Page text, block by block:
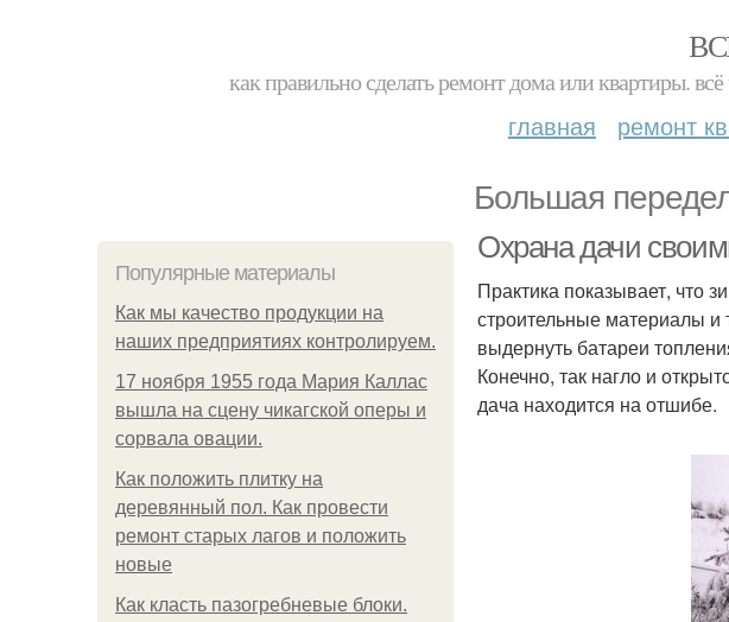
как правильно сделать ремонт дома или квартиры.
главная ремонт
Большая
Популярные материалы
Как мы качество продукции на
наших предприятиях контролируем.
17 ноября 1955 года Мария Каллас
вышла на сцену чикагской оперы и
сорвала овации.
Как положить плитку на
деревянный пол. Как провести
ремонт старых лагов и положить
новые
Как класть пазогребневые блоки.
Охрана дачи
Практика показывает, что
строительные материалы и
выдернуть батареи
Конечно, так нагло и
дача находится на отшибе.